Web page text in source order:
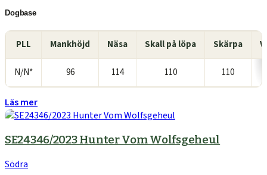
Dogbase
PLL Mankhöjd Näsa Skall på löpa Skärpa
N/N* 96 114 110 110
Läs mer
SE24346/2023 Hunter Vom Wolfsgeheul
Södra